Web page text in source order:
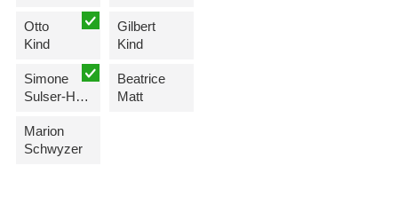
Otto
Kind
Simone
Sulser-Hasler
Marion
Schwyzer
Gilbert
Kind
Beatrice
Matt